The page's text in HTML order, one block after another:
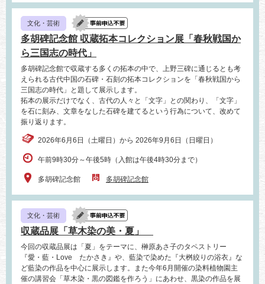
文化・芸術
多胡碑記念館 収蔵拓本コレクション展「春秋戦国か
ら三国志の時代」
多胡碑記念館で収蔵する多くの拓本の中で、上野三碑に通じるとも考
えられる古代中国の石碑・石刻の拓本コレクションを「春秋戦国から
三国志の時代」と題して展示します。
拓本の展示だけでなく、古代の人々と「文字」との関わり、「文字」
を石に刻み、文章をなした石碑を建てるという行為について、改めて
振り返ります。
2026年6月6日（土曜日）から 2026年9月6日（日曜日）
午前9時30分～午後5時（入館は午後4時30分まで）
多胡碑記念館 多胡碑記念館
文化・芸術
収蔵品展「草木染の美・夏」
今回の収蔵品展は「夏」をテーマに、榊原あさ子のタペストリー
『愛・藍・Love たかさき』や、藍染で染めた『大桝絞りの浴衣』な
ど藍染の作品を中心に展示します。また今年6月開催の染料植物園主
催の講習会「草木染・黒の図鑑を作ろう」にあわせ、黒染の作品を展